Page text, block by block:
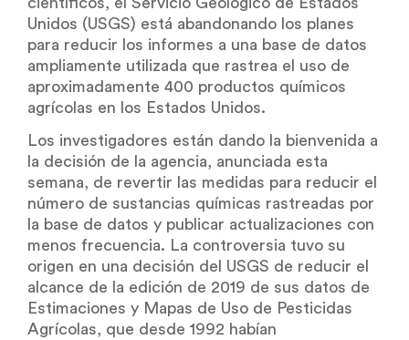
Unidos (USGS) está abandonando los planes
para reducir los informes a una base de datos
ampliamente utilizada que rastrea el uso de
aproximadamente 400 productos químicos
agrícolas en los Estados Unidos.
Los investigadores están dando la bienvenida a
la decisión de la agencia, anunciada esta
semana, de revertir las medidas para reducir el
número de sustancias químicas rastreadas por
la base de datos y publicar actualizaciones con
menos frecuencia. La controversia tuvo su
origen en una decisión del USGS de reducir el
alcance de la edición de 2019 de sus datos de
Estimaciones y Mapas de Uso de Pesticidas
Agrícolas, que desde 1992 habían